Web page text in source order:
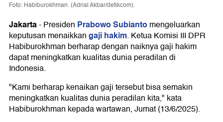
Foto: Habiburokhman. (Adrial Akbar/detikcom).
Jakarta-Presiden Prabowo Subiantomengeluarkan
keputusan menaikkangaji hakim. Ketua Komisi III DPR
Habiburokhman berharap dengan naiknya gaji hakim
dapat meningkatkan kualitas dunia peradilan di
Indonesia.
"Kami berharap kenaikan gaji tersebut bisa semakin
meningkatkan kualitas dunia peradilan kita," kata
Habiburokhman kepada wartawan, Jumat (13/6/2025).